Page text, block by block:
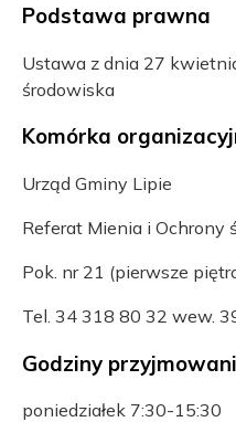
Podstawa prawna
Ustawa z dnia 27
środowiska
Komórka
Urząd Gminy Lipie
Referat Mienia i Ochrony
Pok. nr 21 (pierwsze
Tel. 34 318 80 32 wew.
Godziny
poniedziałek 7:30-15:30